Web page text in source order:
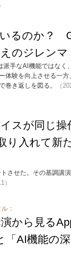
るのか？
のジレンマ
手なAI機能ではなく
体験を向上させる一
巻き返しを図る。
（
スが同じ
り入れて
させた。その基調講
）
：
から見る
「AI機能の